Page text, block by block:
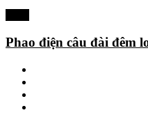
Phao điện câu đài đêm